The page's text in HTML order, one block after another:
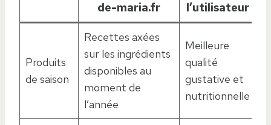
de-maria.fr
l’utilisateur
Produits
de saison
Recettes axées
sur les ingrédients
disponibles au
moment de
l’année
Meilleure
qualité
gustative et
nutritionnelle